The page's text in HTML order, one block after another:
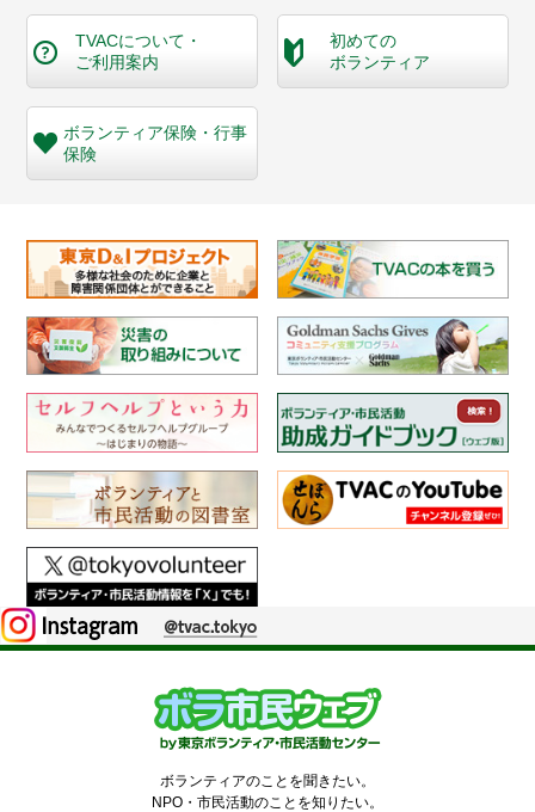
TVACについて・
ご利用案内
初めての
ボランティア
ボランティア保険・行事
保険
ボランティアのことを聞きたい。
NPO・市民活動のことを知りたい。